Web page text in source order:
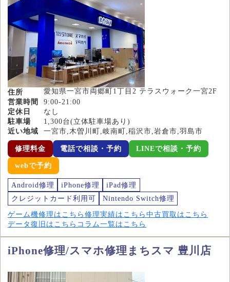
住所
愛知県一宮市両郷町1丁目2 テラスウォーク一宮2F
営業時間
9:00-21:00
定休日
なし
駐車場
1,300台(立体駐車場あり)
近い地域
一宮市,木曽川町,岐南町,稲沢市,岩倉市,羽島市
修理料金 電話で相談・予約 LINEで相談・予約
webで予約
Android修理 iPhone修理
iPad修理
クレジットカード利用可
Nintendo Switch修理
ゲーム機修理はこちら 修理実績はこちら 中古買取はこちら
データ復旧はこちら コラム一覧はこちら
iPhone修理/スマホ修理まちスマ 豊川店